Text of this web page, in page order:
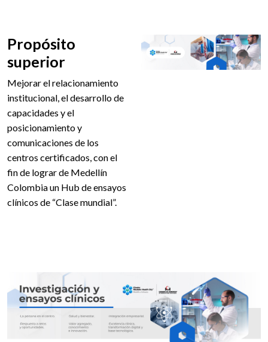
Propósito
superior
Mejorar el relacionamiento
institucional, el desarrollo de
capacidades y el
posicionamiento y
comunicaciones de los
centros certificados, con el
fin de lograr de Medellín
Colombia un Hub de ensayos
clínicos de “Clase mundial”.